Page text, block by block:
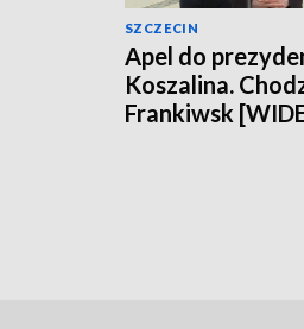
SZCZECIN
Apel do
Koszalina.
Frankiwsk